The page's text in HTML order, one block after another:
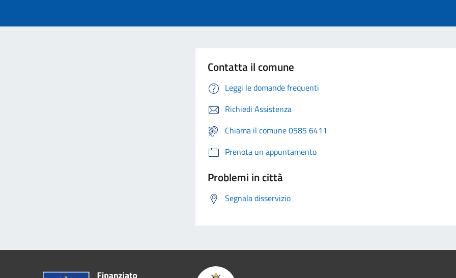
Contatta il comune
Leggi le domande frequenti
Richiedi Assistenza
Chiama il comune 0585 6411
Prenota un appuntamento
Problemi in città
Segnala disservizio